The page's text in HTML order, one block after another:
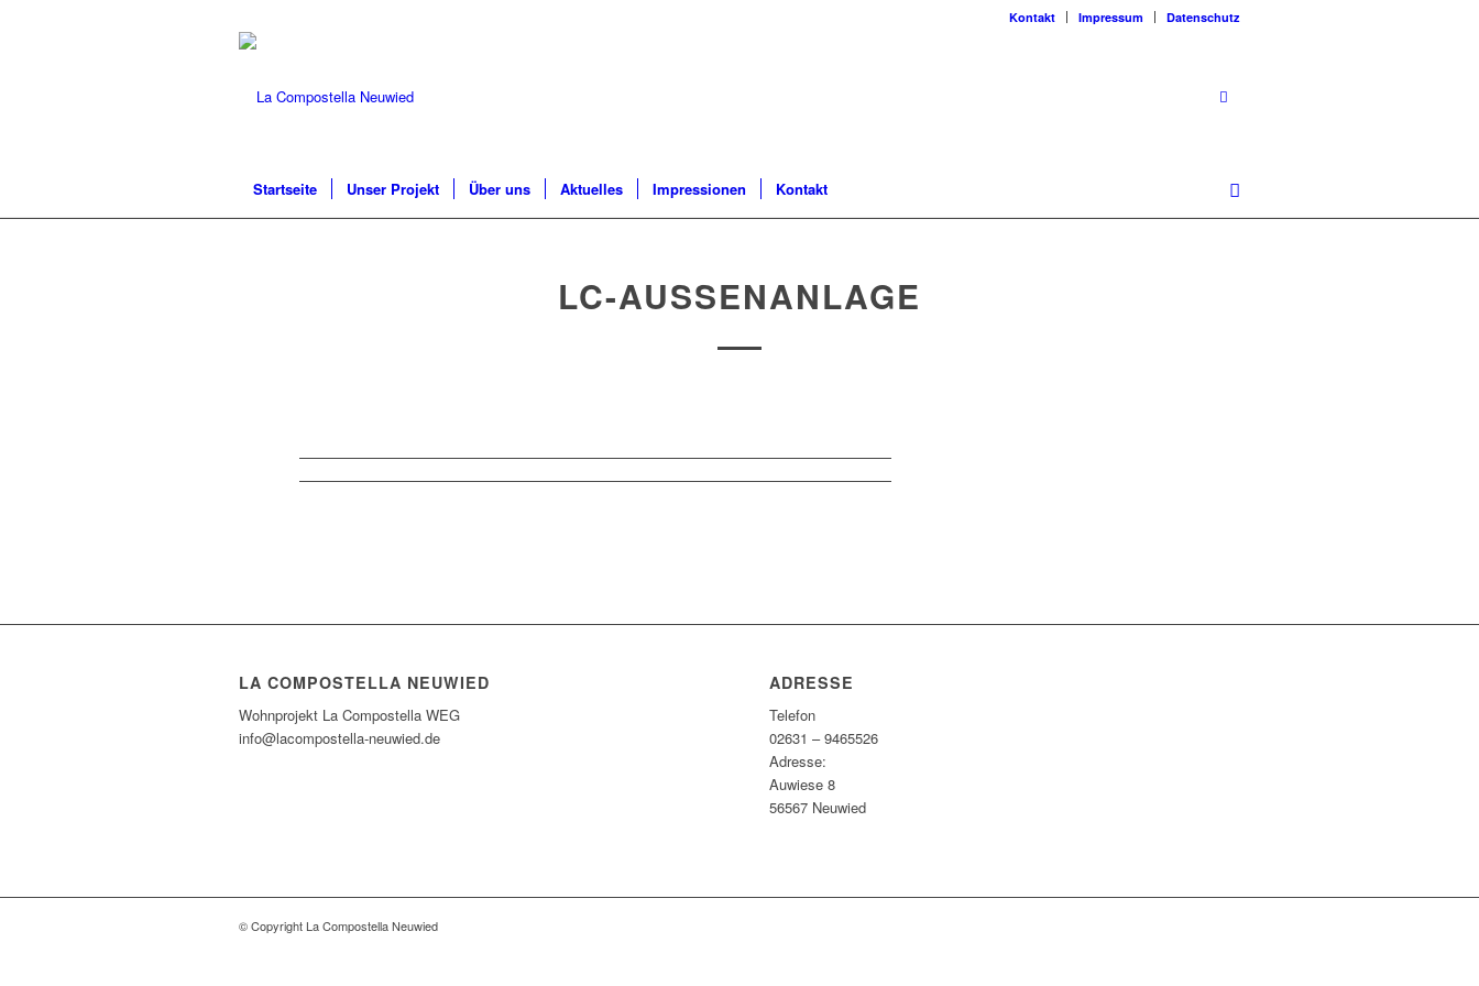
Kontakt Impressum Datenschutz
Startseite Unser Projekt Über uns Aktuelles Impressionen Kontakt
LC-AUSSENANLAGE
LA COMPOSTELLA NEUWIED
Wohnprojekt La Compostella WEG
info@lacompostella-neuwied.de
ADRESSE
Telefon
02631 – 9465526
Adresse:
Auwiese 8
56567 Neuwied
© Copyright La Compostella Neuwied